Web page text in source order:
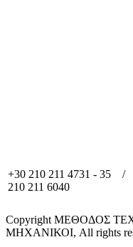
+30 210 211 4731 - 35 /
210 211 6040
Copyright ΜΕΘΟΔΟΣ
ΜΗΧΑΝΙΚΟΙ, All rights